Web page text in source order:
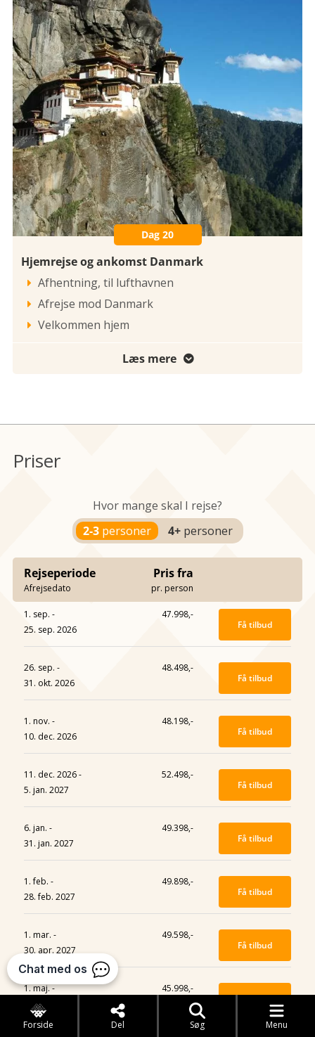
Forside Del Søg Menu
Dag 20
Hjemrejse og ankomst Danmark
 Afhentning, til lufthavnen
 Afrejse mod Danmark
 Velkommen hjem
Læs mere 
Priser
Hvor mange skal I rejse?
2-3personer 4+personer
Rejseperiode
Afrejsedato
Pris fra
pr. person
1. sep. -
25. sep. 2026
47.998,-
Få tilbud
26. sep. -
31. okt. 2026
48.498,-
Få tilbud
1. nov. -
10. dec. 2026
48.198,-
Få tilbud
11. dec. 2026 -
5. jan. 2027
52.498,-
Få tilbud
6. jan. -
31. jan. 2027
49.398,-
Få tilbud
1. feb. -
28. feb. 2027
49.898,-
Få tilbud
1. mar. -
30. apr. 2027
49.598,-
Få tilbud
1. maj. -
31. maj. 2027
45.998,-
Få tilbud